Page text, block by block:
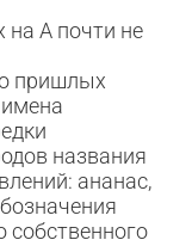
на А почти не
пришлых
названия
ананас,
собственного